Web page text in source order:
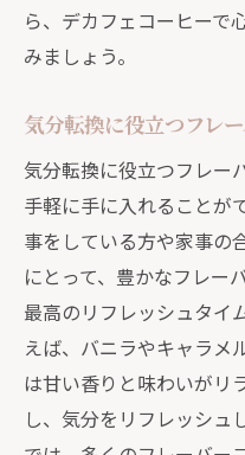
ら、デカフェコーヒーで
みましょう。
気分転換に役立つフレ
気分転換に役立つフレー
手軽に手に入れることが
事をしている方や家事の
にとって、豊かなフレー
最高のリフレッシュタイ
えば、バニラやキャラメ
は甘い香りと味わいがリ
し、気分をリフレッシュ